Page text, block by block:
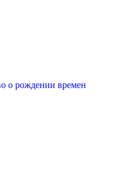
о рождении времен